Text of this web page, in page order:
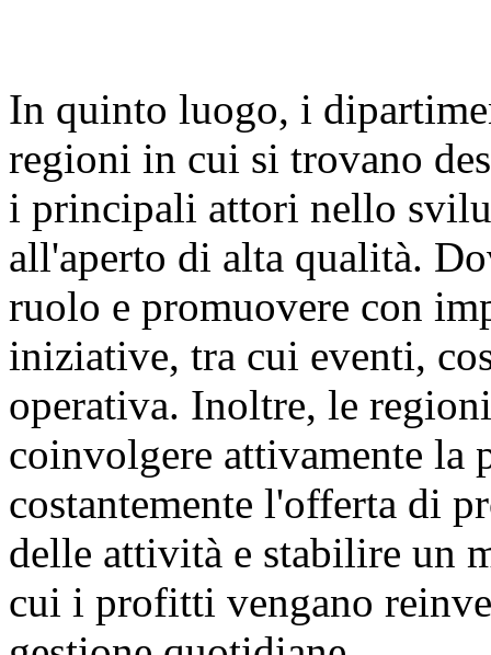
In quinto luogo, i
regioni in cui si trovano
i principali attori nello
all'aperto di alta qualità.
ruolo e promuovere con
iniziative, tra cui eventi,
operativa. Inoltre, le
coinvolgere attivamente la
costantemente l'offerta di
delle attività e stabilire un
cui i profitti vengano